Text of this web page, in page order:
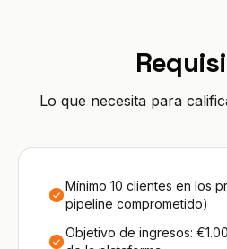
Lo que necesita para
Mínimo 10 clientes en los
pipeline comprometido)
Objetivo de ingresos: